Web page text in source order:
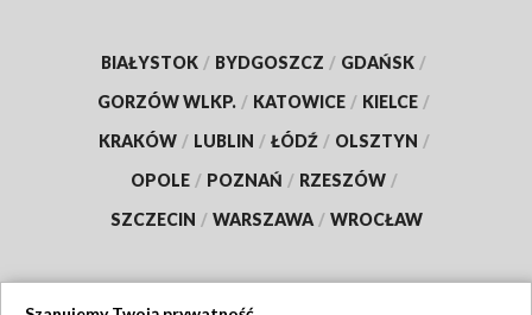
BIAŁYSTOK / BYDGOSZCZ / GDAŃSK /
GORZÓW WLKP. / KATOWICE / KIELCE /
KRAKÓW / LUBLIN / ŁÓDŹ / OLSZTYN /
OPOLE / POZNAŃ / RZESZÓW /
SZCZECIN / WARSZAWA / WROCŁAW